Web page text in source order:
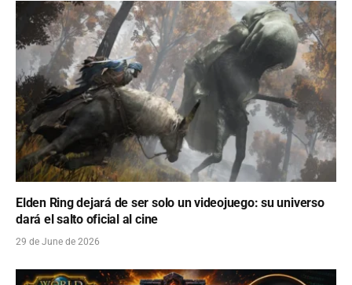
Elden Ring dejará de ser solo un videojuego: su universo
dará el salto oficial al cine
29 de June de 2026